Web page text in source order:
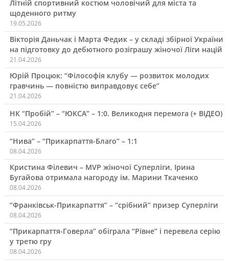
Літній спортивний костюм чоловічий для міста та
щоденного ритму
19.05.2026
Вікторія Даньчак і Марта Федик – у складі збірної України
на підготовку до дебютного розіграшу жіночої Ліги націй
21.04.2026
Юрій Процюк: “Філософія клубу — розвиток молодих
гравчинь — повністю виправдовує себе”
21.04.2026
НК “Пробій” – “ЮКСА” – 1:0. Великодня перемога (+ ВІДЕО)
15.04.2026
“Нива” – “Прикарпаття-Благо” – 1:1
08.04.2026
Кристина Філевич – MVP жіночої Суперліги, Ірина
Бугайова отримала нагороду ім. Марини Ткаченко
08.04.2026
“Франківськ-Прикарпаття” – “срібний” призер Суперліги
08.04.2026
“Прикарпаття-Говерла” обіграла “Рівне” і перевела серію
у третю гру
08.04.2026